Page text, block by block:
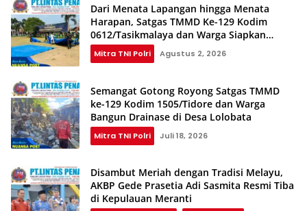
Dari Menata Lapangan hingga Menata
Harapan, Satgas TMMD Ke-129 Kodim
0612/Tasikmalaya dan Warga Siapkan
Shalat Istisqa
Mitra TNI Polri Agustus 2, 2026
Semangat Gotong Royong Satgas TMMD
ke-129 Kodim 1505/Tidore dan Warga
Bangun Drainase di Desa Lolobata
Mitra TNI Polri Juli 18, 2026
Disambut Meriah dengan Tradisi Melayu,
AKBP Gede Prasetia Adi Sasmita Resmi Tiba
di Kepulauan Meranti